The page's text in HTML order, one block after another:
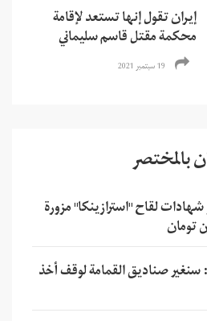
إيران تقول إنها تستعد لإقامة
محكمة مقتل قاسم سليماني
19 سبتمبر 2021
بالمختصر
لقاح "استرازينكا" مزورة
صناديق القمامة لوقف أخذ